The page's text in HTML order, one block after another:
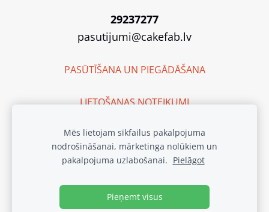
29237277
pasutijumi@cakefab.lv
PASŪTĪŠANA UN PIEGĀDĀŠANA
LIETOŠANAS NOTEIKUMI
SIA "Cake Fab"
Reģ. Nr. 40203135262
Ražotnes adrese:
Purva iela 2, Baloži, Latvija, LV-2112
Waze: Cake Fab
Mēs lietojam sīkfailus pakalpojuma
nodrošināšanai, mārketinga nolūkiem un
pakalpojuma uzlabošanai. Pielāgot
Pieņemt visus